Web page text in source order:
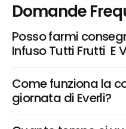
Domande
Posso farmi
Infuso Tutti Frutti  E
Come funziona la
giornata di Everli?